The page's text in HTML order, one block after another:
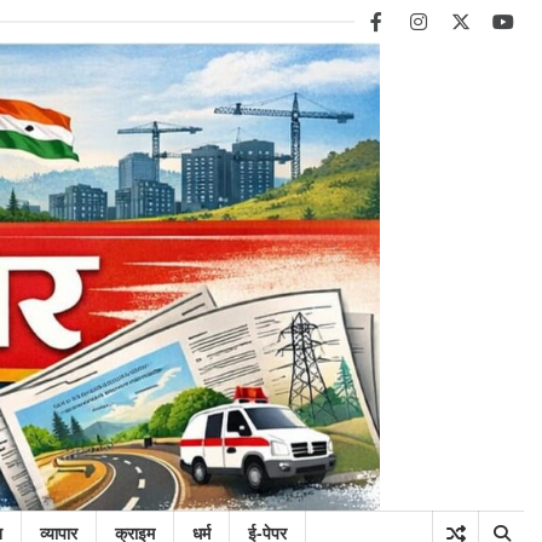
facebookinstagram
twitter
व्यापार क्राइम धर्म ई-पेपर